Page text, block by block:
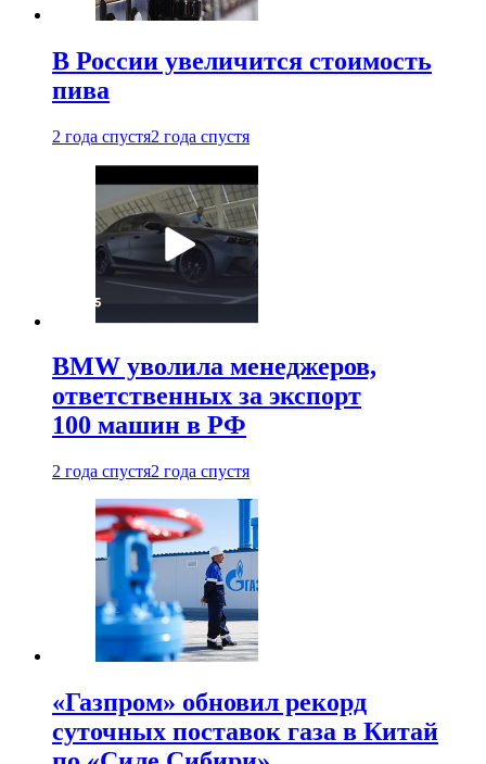
В России увеличится стоимость
пива
2 года спустя2 года спустя
BMW уволила менеджеров,
ответственных за экспорт
100 машин в РФ
2 года спустя2 года спустя
«Газпром» обновил рекорд
суточных поставок газа в Китай